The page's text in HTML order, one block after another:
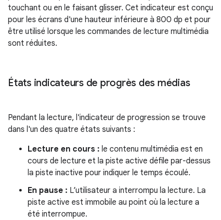
touchant ou en le faisant glisser. Cet indicateur est conçu
pour les écrans d'une hauteur inférieure à 800 dp et pour
être utilisé lorsque les commandes de lecture multimédia
sont réduites.
États indicateurs de progrès des médias
Pendant la lecture, l'indicateur de progression se trouve
dans l'un des quatre états suivants :
Lecture en cours : le contenu multimédia est en
cours de lecture et la piste active défile par-dessus
la piste inactive pour indiquer le temps écoulé.
En pause : L’utilisateur a interrompu la lecture. La
piste active est immobile au point où la lecture a
été interrompue.